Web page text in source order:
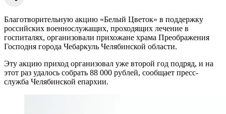
Благотворительную акцию «Белый Цветок» в поддержку
российских военнослужащих, проходящих лечение в
госпиталях, организовали прихожане храма Преображения
Господня города Чебаркуль Челябинской области.
Эту акцию приход организовал уже второй год подряд, и на
этот раз удалось собрать 88 000 рублей, сообщает пресс-
служба Челябинской епархии.